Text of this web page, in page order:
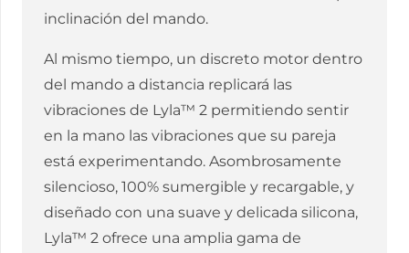
inclinación del mando.
Al mismo tiempo, un discreto motor dentro
del mando a distancia replicará las
vibraciones de Lyla™ 2 permitiendo sentir
en la mano las vibraciones que su pareja
está experimentando. Asombrosamente
silencioso, 100% sumergible y recargable, y
diseñado con una suave y delicada silicona,
Lyla™ 2 ofrece una amplia gama de